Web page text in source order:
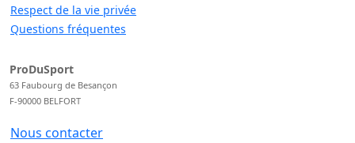
Respect de la vie privée
Questions fréquentes
ProDuSport
63 Faubourg de Besançon
F-90000 BELFORT
Nous contacter